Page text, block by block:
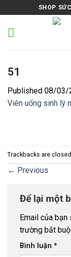
to
content
SHOP
51
Published 08/03/
Viên uống sinh lý
Trackbacks are
← Previous
Để lại một
Email của bạn
trường bắt
Bình luận *